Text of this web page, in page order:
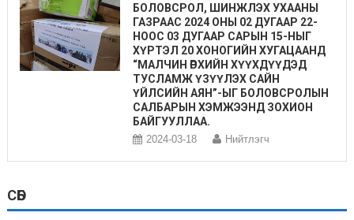
БОЛОВСРОЛ, ШИНЖЛЭХ УХААНЫ
ГАЗРААС 2024 ОНЫ 02 ДУГААР 22-
НООС 03 ДУГААР САРЫН 15-НЫГ
ХҮРТЭЛ 20 ХОНОГИЙН ХУГАЦААНД
“МАЛЧИН ӨРХИЙН ХҮҮХДҮҮДЭД
ТУСЛАМЖ ҮЗҮҮЛЭХ САЙН
ҮЙЛСИЙН АЯН”-ЫГ БОЛОВСРОЛЫН
САЛБАРЫН ХЭМЖЭЭНД ЗОХИОН
БАЙГУУЛЛАА.
2024-03-18 Нийтлэгч
СӨБ